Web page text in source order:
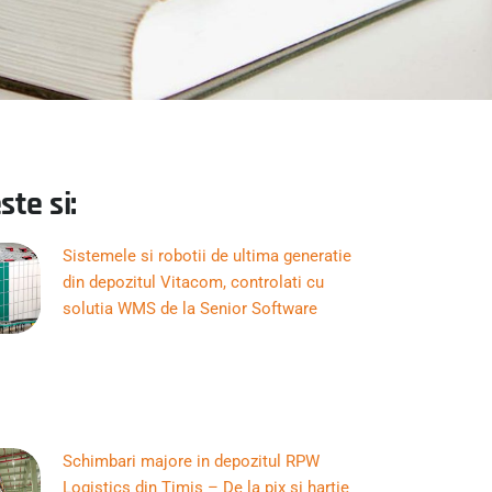
si:
Sistemele si robotii de ultima generatie
din depozitul Vitacom, controlati cu
solutia WMS de la Senior Software
Schimbari majore in depozitul RPW
Logistics din Timis – De la pix si hartie